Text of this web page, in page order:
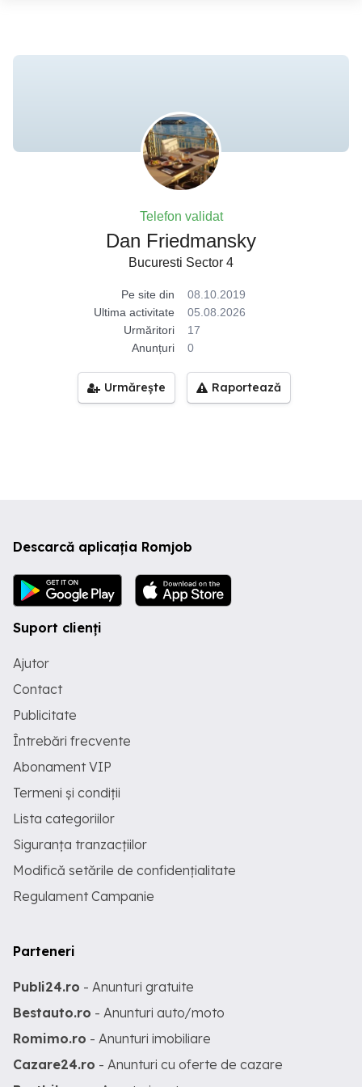
Telefon validat
Dan Friedmansky
Bucuresti Sector 4
Pe site din
08.10.2019
Ultima activitate
05.08.2026
Urmăritori
17
Anunțuri
0
Urmărește Raportează
Descarcă aplicația Romjob
Suport clienți
Ajutor
Contact
Publicitate
Întrebări frecvente
Abonament VIP
Termeni și condiții
Lista categoriilor
Siguranța tranzacțiilor
Modifică setările de confidențialitate
Regulament Campanie
Parteneri
Publi24.ro - Anunturi gratuite
Bestauto.ro - Anunturi auto/moto
Romimo.ro - Anunturi imobiliare
Cazare24.ro - Anunturi cu oferte de cazare